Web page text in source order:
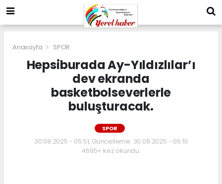
Anasayfa SPOR
Hepsiburada Ay-Yıldızlılar’ı
dev ekranda
basketbolseverlerle
buluşturacak.
SPOR
30.08.2025 - 05:51, Güncelleme: 30.08.2025 - 05:51
4695+ kez okundu.